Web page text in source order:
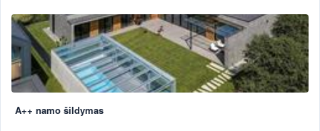
A++ namo šildymas